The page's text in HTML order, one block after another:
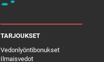
TARJOUKSET
Vedonlyöntibonukset
Ilmaisvedot